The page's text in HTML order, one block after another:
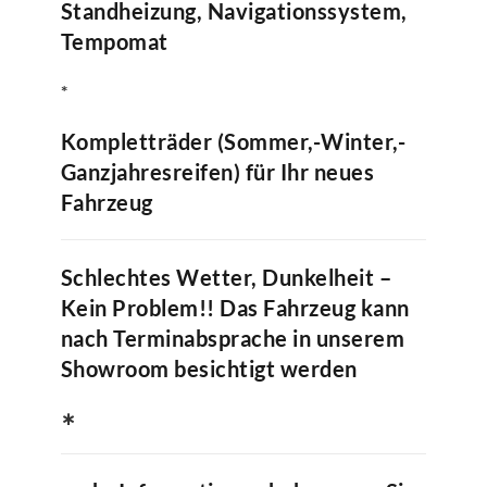
Standheizung, Navigationssystem,
Tempomat
*
Kompletträder (Sommer,-Winter,-
Ganzjahresreifen) für Ihr neues
Fahrzeug
Schlechtes Wetter, Dunkelheit –
Kein Problem!! Das Fahrzeug kann
nach Terminabsprache in unserem
Showroom besichtigt werden
∗